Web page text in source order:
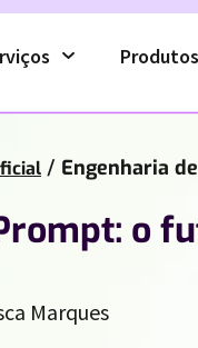
Produtos
/ Engenharia
o
Marques